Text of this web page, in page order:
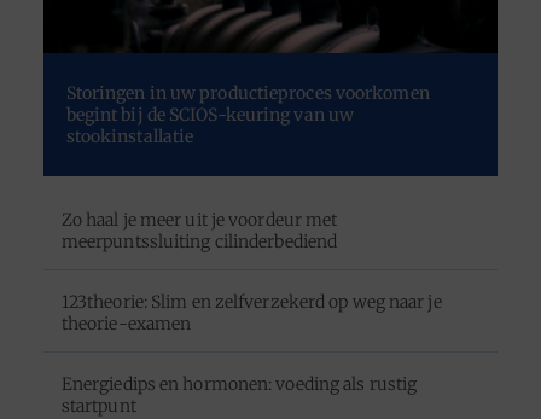
Storingen in uw productieproces voorkomen
begint bij de SCIOS-keuring van uw
stookinstallatie
Zo haal je meer uit je voordeur met
meerpuntssluiting cilinderbediend
123theorie: Slim en zelfverzekerd op weg naar je
theorie-examen
Energiedips en hormonen: voeding als rustig
startpunt